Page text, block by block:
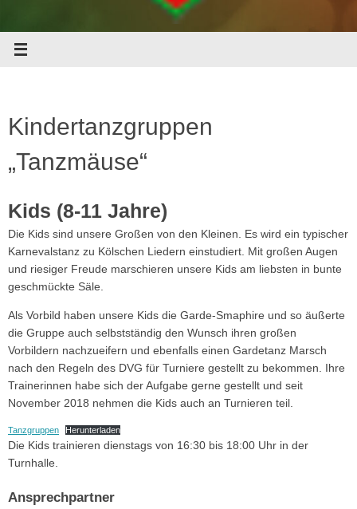
Kindertanzgruppen
„Tanzmäuse“
Kids (8-11 Jahre)
Die Kids sind unsere Großen von den Kleinen. Es wird ein typischer
Karnevalstanz zu Kölschen Liedern einstudiert. Mit großen Augen
und riesiger Freude marschieren unsere Kids am liebsten in bunte
geschmückte Säle.
Als Vorbild haben unsere Kids die Garde-Smaphire und so äußerte
die Gruppe auch selbstständig den Wunsch ihren großen
Vorbildern nachzueifern und ebenfalls einen Gardetanz Marsch
nach den Regeln des DVG für Turniere gestellt zu bekommen. Ihre
Trainerinnen habe sich der Aufgabe gerne gestellt und seit
November 2018 nehmen die Kids auch an Turnieren teil.
Tanzgruppen Herunterladen
Die Kids trainieren dienstags von 16:30 bis 18:00 Uhr in der
Turnhalle.
Ansprechpartner